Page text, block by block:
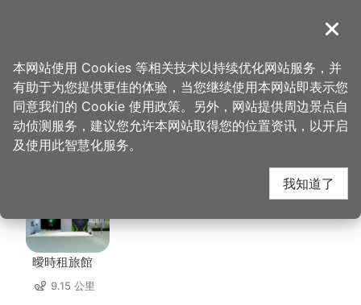
導覽
首页 > 想去的地方 > 住宿 > 青隅民宿
青隅民宿 周边住宿
曖時租旅館
9.15 公里
关闭
本网站使用 Cookies 等相关技术以持续优化网站服务，并
有助于为您提供更佳的体验，当您继续使用本网站即表示您
同意我们的 Cookie 使用政策。另外，网站提供周边景点自
动侦测服务，建议您允许本网站取得您的位置资讯，以开启
及使用此智慧化服务。
我知道了